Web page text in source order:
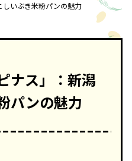
いぶき米粉パンの魅力
ナス」：新潟
パンの魅力